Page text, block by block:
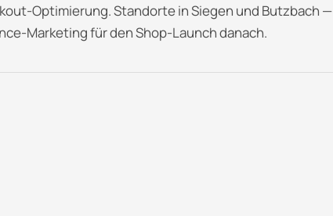
Optimierung. Standorte in Siegen und Butzbach —
Marketing für den Shop-Launch danach.